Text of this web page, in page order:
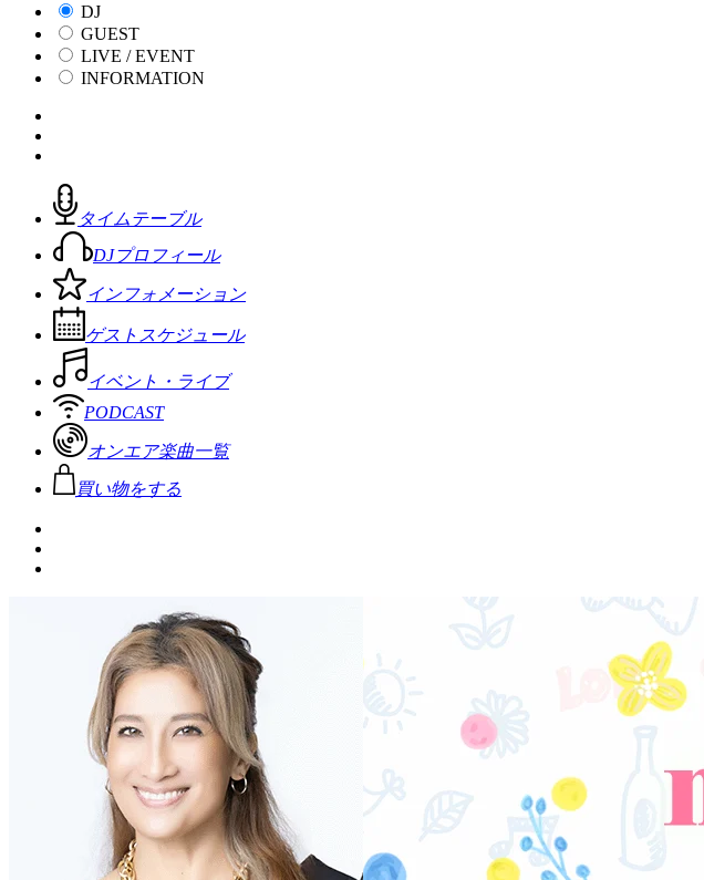
DJ
GUEST
LIVE / EVENT
INFORMATION
タイムテーブル
DJプロフィール
インフォメーション
ゲストスケジュール
イベント・ライブ
PODCAST
オンエア楽曲一覧
買い物をする